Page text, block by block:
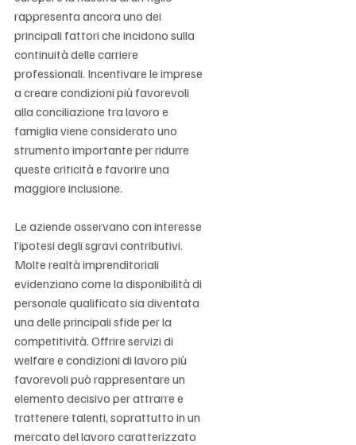
rappresenta ancora uno dei
principali fattori che incidono sulla
continuità delle carriere
professionali. Incentivare le imprese
a creare condizioni più favorevoli
alla conciliazione tra lavoro e
famiglia viene considerato uno
strumento importante per ridurre
queste criticità e favorire una
maggiore inclusione.
Le aziende osservano con interesse
l’ipotesi degli sgravi contributivi.
Molte realtà imprenditoriali
evidenziano come la disponibilità di
personale qualificato sia diventata
una delle principali sfide per la
competitività. Offrire servizi di
welfare e condizioni di lavoro più
favorevoli può rappresentare un
elemento decisivo per attrarre e
trattenere talenti, soprattutto in un
mercato del lavoro caratterizzato